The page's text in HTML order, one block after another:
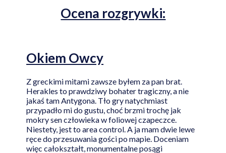
Ocena rozgrywki:
Okiem Owcy
Z greckimi mitami zawsze byłem za pan brat.
Herakles to prawdziwy bohater tragiczny, a nie
jakaś tam Antygona. Tło gry natychmiast
przypadło mi do gustu, choć brzmi trochę jak
mokry sen człowieka w foliowej czapeczce.
Niestety, jest to area control. A ja mam dwie lewe
ręce do przesuwania gości po mapie. Doceniam
więc całokształt, monumentalne posągi